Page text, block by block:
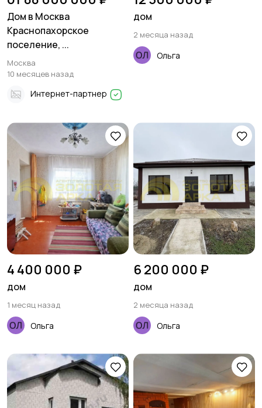
Дом в Москва
Краснопахорское
поселение, ...
Москва
10 месяцев назад
Интернет-партнер
дом
2 месяца назад
Ольга
4 400 000 ₽
дом
1 месяц назад
Ольга
6 200 000 ₽
дом
2 месяца назад
Ольга